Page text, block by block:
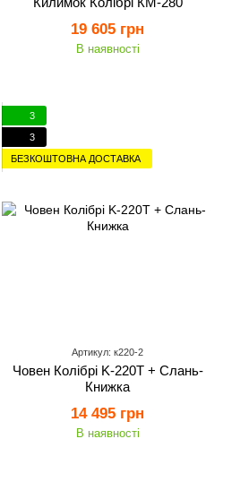
19 605 грн
В наявності
3
3
БЕЗКОШТОВНА ДОСТАВКА
Артикул: к220-2
Човен Колібрі K-220T + Слань-
Книжка
14 495 грн
В наявності